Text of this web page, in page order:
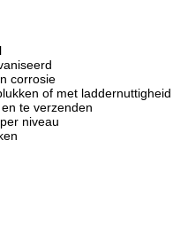
corrosie
of met laddernuttigheid
te verzenden
niveau